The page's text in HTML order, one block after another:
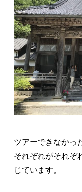
ツアーできなかっ
それぞれがそれぞ
じています。